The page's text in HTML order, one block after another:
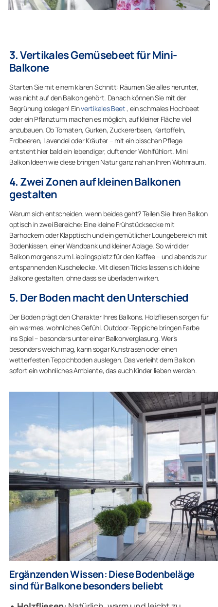
3. Vertikales Gemüsebeet für Mini-
Balkone
Starten Sie mit einem klaren Schnitt: Räumen Sie alles herunter,
was nicht auf den Balkon gehört. Danach können Sie mit der
Begrünung loslegen! Einvertikales Beet , ein schmales Hochbeet
oder ein Pflanzturm machen es möglich, auf kleiner Fläche viel
anzubauen. Ob Tomaten, Gurken, Zuckererbsen, Kartoffeln,
Erdbeeren, Lavendel oder Kräuter – mit ein bisschen Pflege
entsteht hier bald ein lebendiger, duftender Wohlfühlort. Mini
Balkon Ideen wie diese bringen Natur ganz nah an Ihren Wohnraum.
4. Zwei Zonen auf kleinen Balkonen
gestalten
Warum sich entscheiden, wenn beides geht? Teilen Sie Ihren Balkon
optisch in zwei Bereiche: Eine kleine Frühstücksecke mit
Barhockern oder Klapptisch und ein gemütlicher Loungebereich mit
Bodenkissen, einer Wandbank und kleiner Ablage. So wird der
Balkon morgens zum Lieblingsplatz für den Kaffee – und abends zur
entspannenden Kuschelecke. Mit diesen Tricks lassen sich kleine
Balkone gestalten, ohne dass sie überladen wirken.
5. Der Boden macht den Unterschied
Der Boden prägt den Charakter Ihres Balkons. Holzfliesen sorgen für
ein warmes, wohnliches Gefühl. Outdoor-Teppiche bringen Farbe
ins Spiel – besonders unter einer Balkonverglasung. Wer’s
besonders weich mag, kann sogar Kunstrasen oder einen
wetterfesten Teppichboden auslegen. Das verleiht dem Balkon
sofort ein wohnliches Ambiente, das auch Kinder lieben werden.
Ergänzenden Wissen: Diese Bodenbeläge
sind für Balkone besonders beliebt